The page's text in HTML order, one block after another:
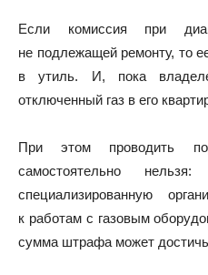
Если комиссия при
не подлежащей ремонту, то
в утиль. И, пока
отключенный газ в его
При этом проводить
самостоятельно
специализированную
к работам с газовым
сумма штрафа может